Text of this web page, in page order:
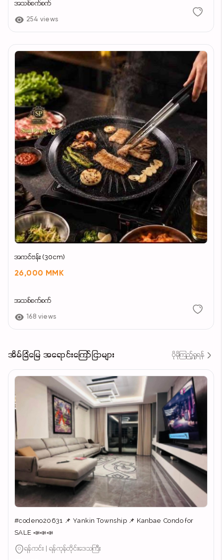
အသစ်စက်စက်
254 views
အကင်ဗန်း (30cm)
26,000 MMK
အသစ်စက်စက်
168 views
အိမ်ခြံမြေ အရောင်းကြော်ငြာများ ပိုမိုကြည့်ရှုရန်
#codeno20631 📌 Yankin Township 📌 Kanbae Condo for
SALE 📣📣📣
ရန်ကင်း | ရန်ကုန်တိုင်းဒေသကြီး